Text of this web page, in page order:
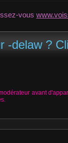
vous
-delaw ?
avant